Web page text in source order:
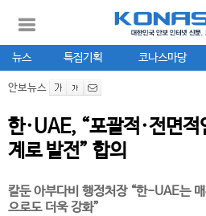
뉴스 특집기획 코나스마당
안보뉴스
한·UAE, “포괄적·전면적
계로 발전” 합의
칼둔 아부다비 행정처장 “한-UAE는
으로도 더욱 강화”